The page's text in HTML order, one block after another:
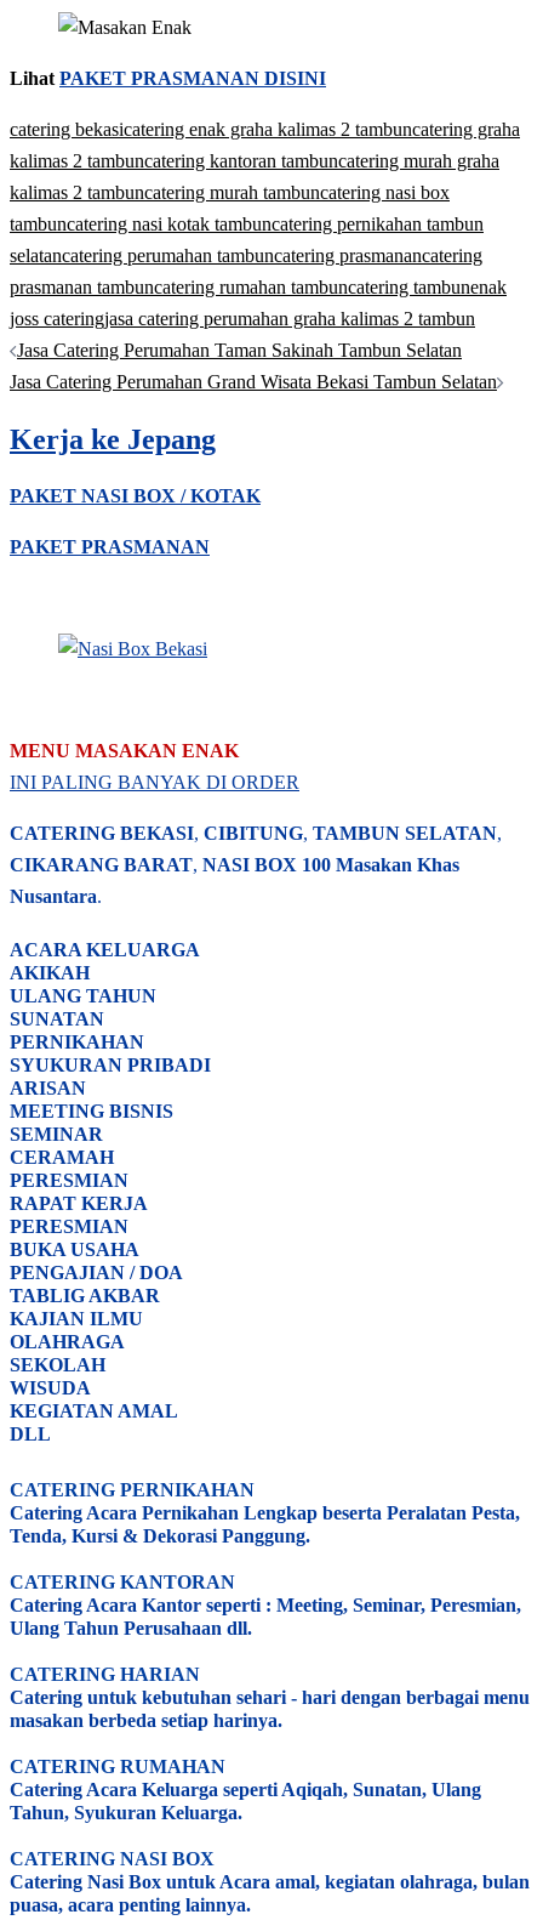
Lihat PAKET PRASMANAN DISINI
catering bekasicatering enak graha kalimas 2 tambuncatering graha
kalimas 2 tambuncatering kantoran tambuncatering murah graha
kalimas 2 tambuncatering murah tambuncatering nasi box
tambuncatering nasi kotak tambuncatering pernikahan tambun
selatancatering perumahan tambuncatering prasmanancatering
prasmanan tambuncatering rumahan tambuncatering tambunenak
joss cateringjasa catering perumahan graha kalimas 2 tambun
Post
navigation
Jasa Catering Perumahan Taman Sakinah Tambun Selatan
Jasa Catering Perumahan Grand Wisata Bekasi Tambun Selatan
Kerja ke Jepang
PAKET NASI BOX / KOTAK
PAKET PRASMANAN
MENU MASAKAN ENAK
INI PALING BANYAK DI ORDER
CATERING BEKASI, CIBITUNG, TAMBUN SELATAN,
CIKARANG BARAT, NASI BOX 100 Masakan Khas
Nusantara.
ACARA KELUARGA
AKIKAH
ULANG TAHUN
SUNATAN
PERNIKAHAN
SYUKURAN PRIBADI
ARISAN
MEETING BISNIS
SEMINAR
CERAMAH
PERESMIAN
RAPAT KERJA
PERESMIAN
BUKA USAHA
PENGAJIAN / DOA
TABLIG AKBAR
KAJIAN ILMU
OLAHRAGA
SEKOLAH
WISUDA
KEGIATAN AMAL
DLL
CATERING PERNIKAHAN
Catering Acara Pernikahan Lengkap beserta Peralatan Pesta,
Tenda, Kursi & Dekorasi Panggung.
CATERING KANTORAN
Catering Acara Kantor seperti : Meeting, Seminar, Peresmian,
Ulang Tahun Perusahaan dll.
CATERING HARIAN
Catering untuk kebutuhan sehari - hari dengan berbagai menu
masakan berbeda setiap harinya.
CATERING RUMAHAN
Catering Acara Keluarga seperti Aqiqah, Sunatan, Ulang
Tahun, Syukuran Keluarga.
CATERING NASI BOX
Catering Nasi Box untuk Acara amal, kegiatan olahraga, bulan
puasa, acara penting lainnya.